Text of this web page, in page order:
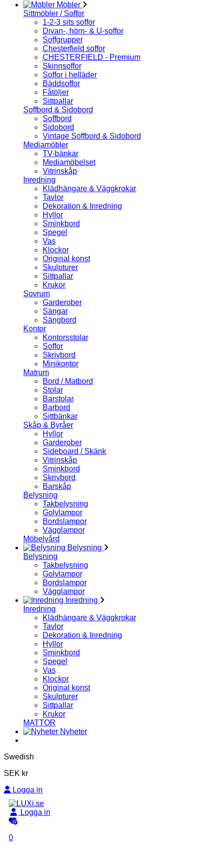
Möbler
Sittmöbler / Soffor
1-2-3 sits soffor
Divan-, hörn- & U-soffor
Soffgrupper
Chesterfield soffor
CHESTERFIELD - Premium
Skinnsoffor
Soffor i helläder
Bäddsoffor
Fåtöljer
Sittpallar
Soffbord & Sidobord
Soffbord
Sidobord
Vintage Soffbord & Sidobord
Mediamöbler
TV-bänkar
Mediamöbelset
Vitrinskåp
Inredning
Klädhängare & Väggkrokar
Tavlor
Dekoration & Inredning
Hyllor
Sminkbord
Spegel
Vas
Klockor
Original konst
Skulpturer
Sittpallar
Krukor
Sovrum
Garderober
Sängar
Sängbord
Kontor
Kontorsstolar
Soffor
Skrivbord
Minikontor
Matrum
Bord / Matbord
Stolar
Barstolar
Barbord
Sittbänkar
Skåp & Byråer
Hyllor
Garderober
Sideboard / Skänk
Vitrinskåp
Sminkbord
Skrivbord
Barskåp
Belysning
Takbelysning
Golvlampor
Bordslampor
Vägglampor
Möbelvård
Belysning
Belysning
Takbelysning
Golvlampor
Bordslampor
Vägglampor
Inredning
Inredning
Klädhängare & Väggkrokar
Tavlor
Dekoration & Inredning
Hyllor
Sminkbord
Spegel
Vas
Klockor
Original konst
Skulpturer
Sittpallar
Krukor
MATTOR
Nyheter
Swedish
SEK kr
Logga in
Logga in
0